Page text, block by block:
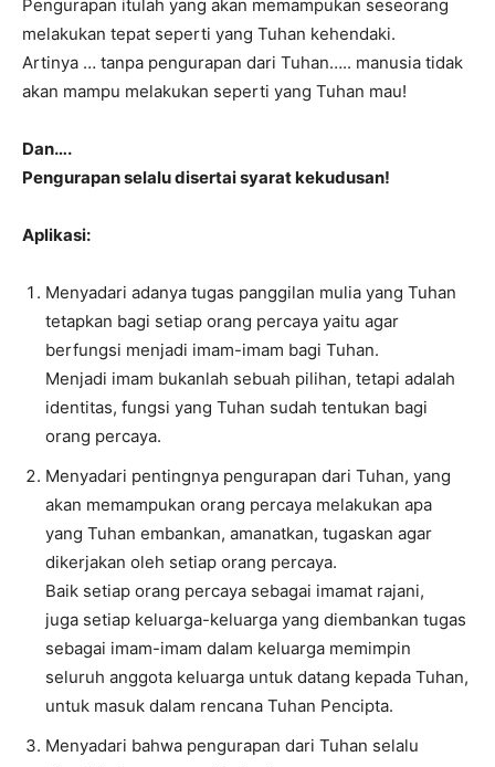
Pengurapan itulah yang akan memampukan seseorang
melakukan tepat seperti yang Tuhan kehendaki.
Artinya … tanpa pengurapan dari Tuhan….. manusia tidak
akan mampu melakukan seperti yang Tuhan mau!
Dan….
Pengurapan selalu disertai syarat kekudusan!
Aplikasi:
Menyadari adanya tugas panggilan mulia yang Tuhan
tetapkan bagi setiap orang percaya yaitu agar
berfungsi menjadi imam-imam bagi Tuhan.
Menjadi imam bukanlah sebuah pilihan, tetapi adalah
identitas, fungsi yang Tuhan sudah tentukan bagi
orang percaya.
Menyadari pentingnya pengurapan dari Tuhan, yang
akan memampukan orang percaya melakukan apa
yang Tuhan embankan, amanatkan, tugaskan agar
dikerjakan oleh setiap orang percaya.
Baik setiap orang percaya sebagai imamat rajani,
juga setiap keluarga-keluarga yang diembankan tugas
sebagai imam-imam dalam keluarga memimpin
seluruh anggota keluarga untuk datang kepada Tuhan,
untuk masuk dalam rencana Tuhan Pencipta.
Menyadari bahwa pengurapan dari Tuhan selalu